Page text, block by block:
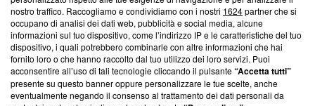
News, sui nostri processi editoriali e su come ci impegniamo a
creare news di qualità. Inoltre, afferma la nostra aderenza a
‘Trust Project - News with Integrity’Blasting News non è
ancora membro del programma, ma ha richiesto di farne
parte; Trust Project non ha ancora effettuato una verifica di
conformità agli standard.
nostro traffico. Raccogliamo e condividiamo con i nostri 1624partner che si
occupano di analisi dei dati web, pubblicità e social media, alcune
informazioni sul tuo dispositivo, come l’indirizzo IP e le caratteristiche del tuo
dispositivo, i quali potrebbero combinarle con altre informazioni che hai
fornito loro o che hanno raccolto dal tuo utilizzo dei loro servizi. Puoi
acconsentire all’uso di tali tecnologie cliccando il pulsante“Accetta tutti”
presente su questo banner oppure personalizzare le tue scelte, anche
eventualmente negando il consenso al trattamento dei dati personali da